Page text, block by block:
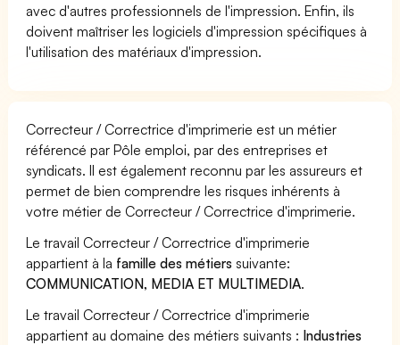
avec d'autres professionnels de l'impression. Enfin, ils
doivent maîtriser les logiciels d'impression spécifiques à
l'utilisation des matériaux d'impression.
Correcteur / Correctrice d'imprimerie est un métier
référencé par Pôle emploi, par des entreprises et
syndicats. Il est également reconnu par les assureurs et
permet de bien comprendre les risques inhérents à
votre métier de Correcteur / Correctrice d'imprimerie.
Le travail Correcteur / Correctrice d'imprimerie
appartient à la famille des métiers suivante:
COMMUNICATION, MEDIA ET MULTIMEDIA.
Le travail Correcteur / Correctrice d'imprimerie
appartient au domaine des métiers suivants : Industries